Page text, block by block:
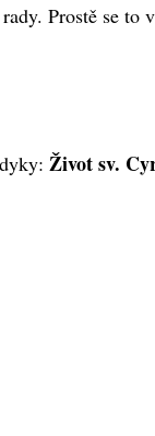
Prostě se to
Život sv.